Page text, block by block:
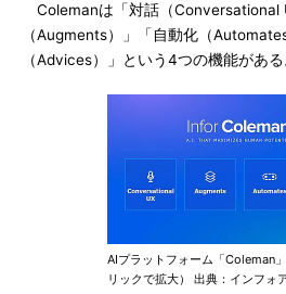
Colemanは「対話（Conversational
（Augments）」「自動化（
（Advices）」という4つの機能がある
AIプラットフォーム「Coleman
リックで拡大） 出典：インフォ